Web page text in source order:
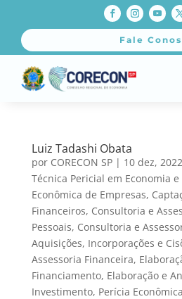
Fale
Luiz Tadashi Obata
por CORECON SP| 10 dez, 2022
Técnica Pericial em Economia e
Econômica de Empresas,
Financeiros, Consultoria e
Pessoais, Consultoria e
Aquisições, Incorporações e
Assessoria Financeira,
Financiamento, Elaboração e
Investimento, Perícia